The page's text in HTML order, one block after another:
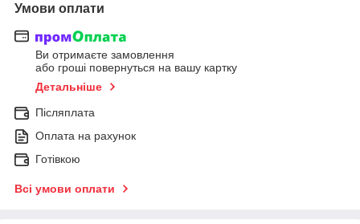
Умови оплати
Ви отримаєте замовлення
або гроші повернуться на вашу картку
Детальніше
Післяплата
Оплата на рахунок
Готівкою
Всі умови оплати